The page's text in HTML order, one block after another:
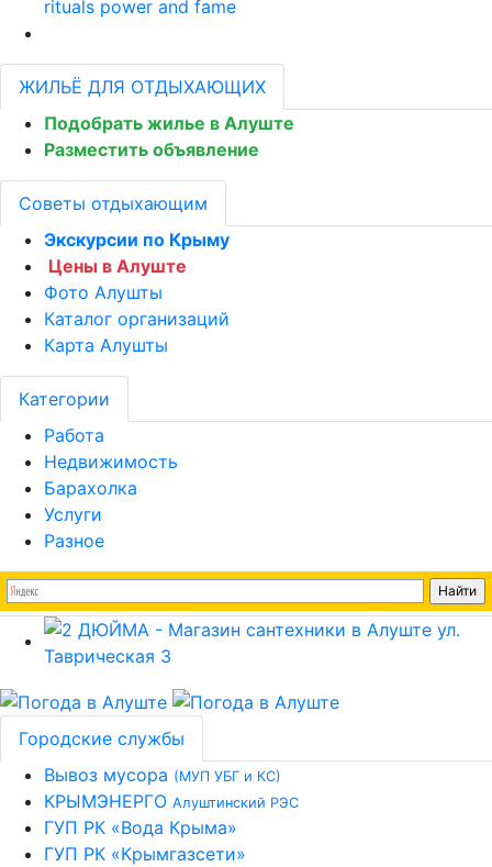
rituals power and fame
ЖИЛЬЁ ДЛЯ ОТДЫХАЮЩИХ
Подобрать жилье в Алуште
Разместить объявление
Советы отдыхающим
Экскурсии по Крыму
Цены в Алуште
Фото Алушты
Каталог организаций
Карта Алушты
Категории
Работа
Недвижимость
Барахолка
Услуги
Разное
Городские службы
Вывоз мусора (МУП УБГ и КС)
КРЫМЭНЕРГО Алуштинский РЭС
ГУП РК «Вода Крыма»
ГУП РК «Крымгазсети»